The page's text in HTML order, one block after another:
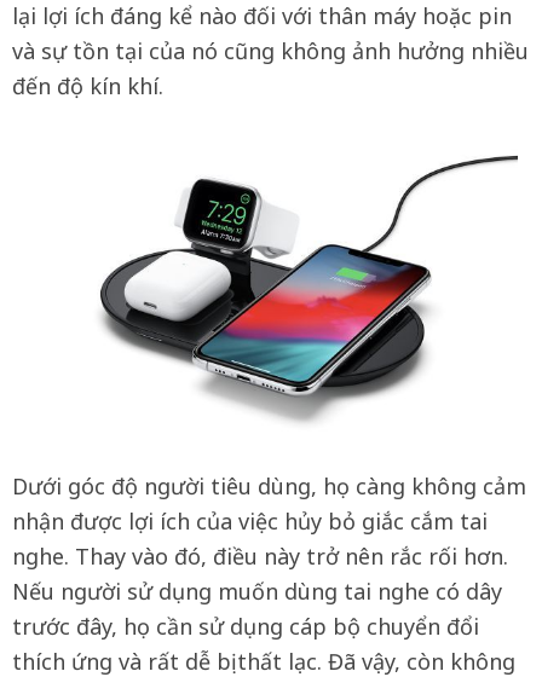
lại lợi ích đáng kể nào đối với thân máy hoặc pin
và sự tồn tại của nó cũng không ảnh hưởng nhiều
đến độ kín khí.
Dưới góc độ người tiêu dùng, họ càng không cảm
nhận được lợi ích của việc hủy bỏ giắc cắm tai
nghe. Thay vào đó, điều này trở nên rắc rối hơn.
Nếu người sử dụng muốn dùng tai nghe có dây
trước đây, họ cần sử dụng cáp bộ chuyển đổi
thích ứng và rất dễ bị thất lạc. Đã vậy, còn không